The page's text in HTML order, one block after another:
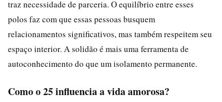
traz necessidade de parceria. O equilíbrio entre esses
polos faz com que essas pessoas busquem
relacionamentos significativos, mas também respeitem seu
espaço interior. A solidão é mais uma ferramenta de
autoconhecimento do que um isolamento permanente.
Como o 25 influencia a vida amorosa?